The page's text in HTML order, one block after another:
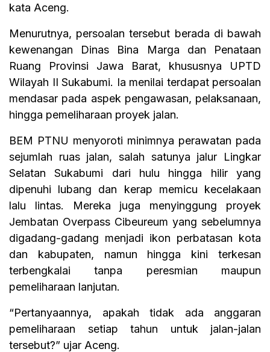
kata Aceng.
Menurutnya, persoalan tersebut berada di bawah
kewenangan Dinas Bina Marga dan Penataan
Ruang Provinsi Jawa Barat, khususnya UPTD
Wilayah II Sukabumi. Ia menilai terdapat persoalan
mendasar pada aspek pengawasan, pelaksanaan,
hingga pemeliharaan proyek jalan.
BEM PTNU menyoroti minimnya perawatan pada
sejumlah ruas jalan, salah satunya jalur Lingkar
Selatan Sukabumi dari hulu hingga hilir yang
dipenuhi lubang dan kerap memicu kecelakaan
lalu lintas. Mereka juga menyinggung proyek
Jembatan Overpass Cibeureum yang sebelumnya
digadang-gadang menjadi ikon perbatasan kota
dan kabupaten, namun hingga kini terkesan
terbengkalai tanpa peresmian maupun
pemeliharaan lanjutan.
“Pertanyaannya, apakah tidak ada anggaran
pemeliharaan setiap tahun untuk jalan-jalan
tersebut?” ujar Aceng.